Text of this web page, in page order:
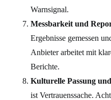
Warnsignal.
Messbarkeit und
Ergebnisse gemessen
Anbieter arbeitet mit
Berichte.
Kulturelle Passung
ist Vertrauenssache.